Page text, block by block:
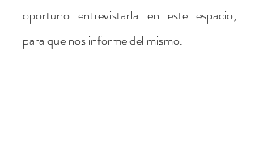
oportuno entrevistarla en este espacio,
para que nos informe del mismo.